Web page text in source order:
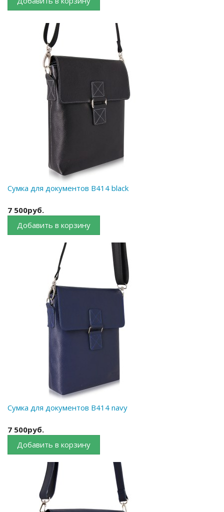
Сумка для документов B414 black
7 500руб.
Добавить в корзину
Сумка для документов B414 navy
7 500руб.
Добавить в корзину